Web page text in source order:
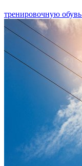
тренировочную обувь